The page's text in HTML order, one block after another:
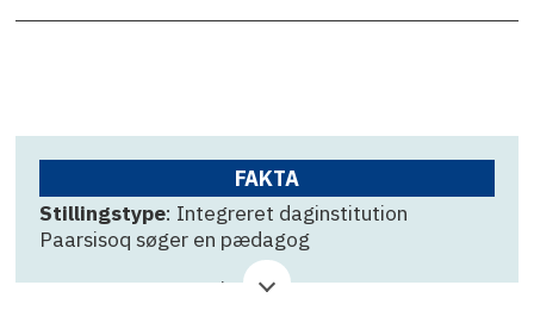
FAKTA
Stillingstype: Integreret daginstitution
Paarsisoq søger en pædagog
Virksomhed: Paarsisoq